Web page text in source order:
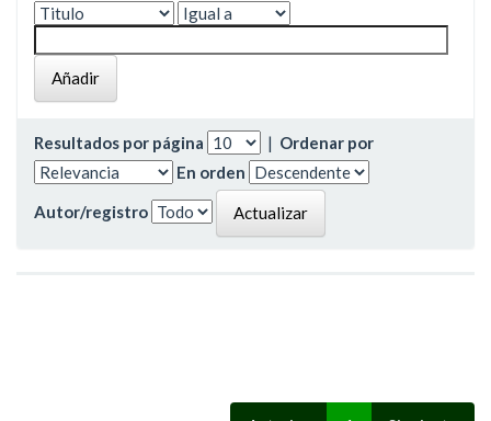
Resultados por página | Ordenar por
En orden
Autor/registro